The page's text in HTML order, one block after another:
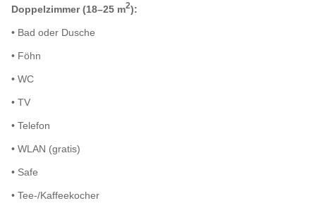
Doppelzimmer (18–25 m2):
• Bad oder Dusche
• Föhn
• WC
• TV
• Telefon
• WLAN (gratis)
• Safe
• Tee-/Kaffeekocher